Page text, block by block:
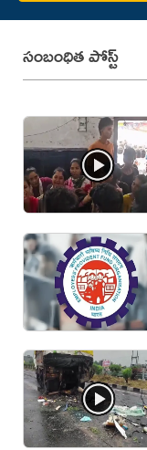
సంబంధిత పోస్ట్